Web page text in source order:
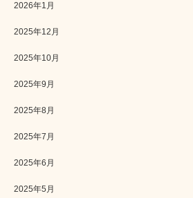
2026年1月
2025年12月
2025年10月
2025年9月
2025年8月
2025年7月
2025年6月
2025年5月